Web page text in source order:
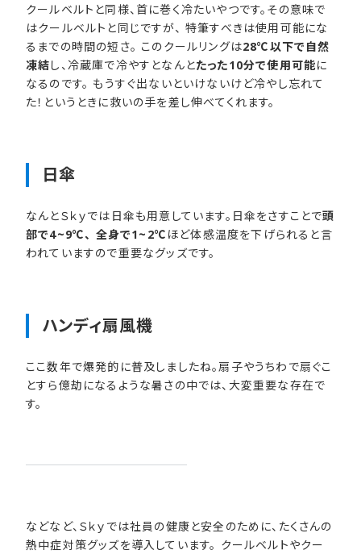
クールベルトと同様、首に巻く冷たいやつです。その意味で
はクールベルトと同じですが、 特筆すべきは使用可能にな
るまでの時間の短さ。 このクールリングは28℃以下で自然
凍結し、冷蔵庫で冷やすとなんとたった10分で使用可能に
なるのです。 もうすぐ出ないといけないけど冷やし忘れて
た！というときに救いの手を差し伸べてくれます。
日傘
なんとＳｋｙでは日傘も用意しています。日傘をさすことで頭
部で4~9℃、 全身で1~2℃ ほど体感温度を下げられると言
われていますので重要なグッズです。
ハンディ扇風機
ここ数年で爆発的に普及しましたね。扇子やうちわで扇ぐこ
とすら億劫になるような暑さの中では、大変重要な存在で
す。
などなど、Ｓｋｙでは社員の健康と安全のために、たくさんの
熱中症対策グッズを導入しています。 クールベルトやクー